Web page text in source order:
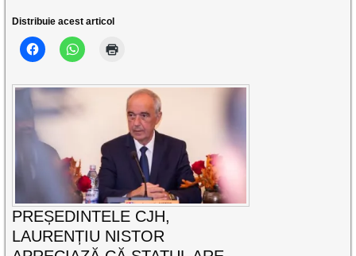
Distribuie acest articol
PREȘEDINTELE CJH,
LAURENȚIU NISTOR